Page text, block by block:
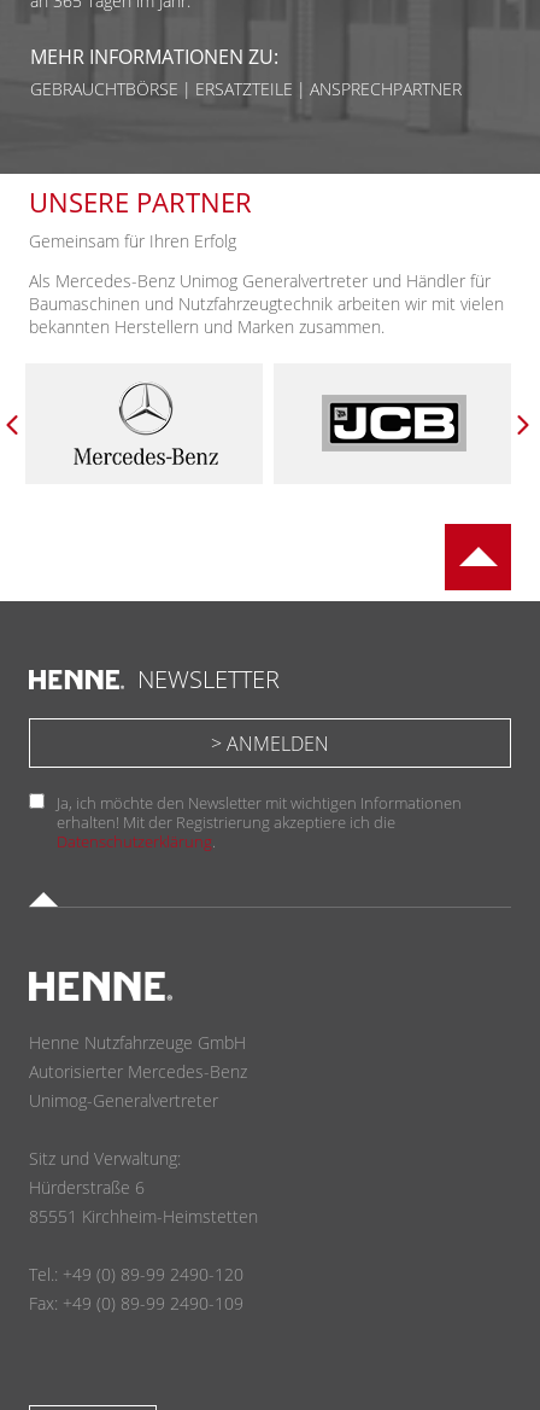
MEHR INFORMATIONEN ZU:
GEBRAUCHTBÖRSE ERSATZTEILE ANSPRECHPARTNER
UNSERE PARTNER
Gemeinsam für Ihren Erfolg
Als Mercedes-Benz Unimog Generalvertreter und Händler für
Baumaschinen und Nutzfahrzeugtechnik arbeiten wir mit vielen
bekannten Herstellern und Marken zusammen.
NEWSLETTER
Ja, ich möchte den Newsletter mit wichtigen Informationen
erhalten! Mit der Registrierung akzeptiere ich die
Datenschutzerklärung
Henne Nutzfahrzeuge GmbH
Autorisierter Mercedes-Benz
Unimog-Generalvertreter
Sitz und Verwaltung:
Hürderstraße 6
85551 Kirchheim-Heimstetten
Tel.: +49 (0) 89-99 2490-120
Fax: +49 (0) 89-99 2490-109